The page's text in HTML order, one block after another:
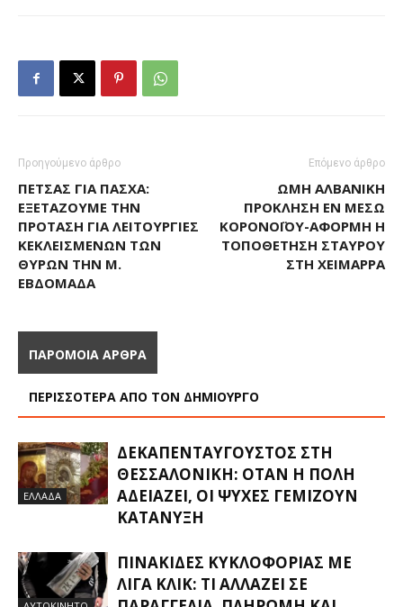
Προηγούμενο άρθρο
ΠΈΤΣΑΣ ΓΙΑ ΠΆΣΧΑ:
ΕΞΕΤΆΖΟΥΜΕ ΤΗΝ
ΠΡΌΤΑΣΗ ΓΙΑ ΛΕΙΤΟΥΡΓΊΕΣ
ΚΕΚΛΕΙΣΜΈΝΩΝ ΤΩΝ
ΘΥΡΏΝ ΤΗΝ Μ.
ΕΒΔΟΜΆΔΑ
Επόμενο άρθρο
ΩΜΉ ΑΛΒΑΝΙΚΉ
ΠΡΌΚΛΗΣΗ ΕΝ ΜΈΣΩ
ΚΟΡΟΝΟΪΟΎ-ΑΦΟΡΜΉ Η
ΤΟΠΟΘΈΤΗΣΗ ΣΤΑΥΡΟΎ
ΣΤΗ ΧΕΙΜΆΡΡΑ
ΠΑΡΟΜΟΙΑ ΑΡΘΡΑ
ΠΕΡΙΣΣΟΤΕΡΑ ΑΠΟ ΤΟΝ ΔΗΜΙΟΥΡΓΟ
ΕΛΛΑΔΑ
ΔΕΚΑΠΕΝΤΑΎΓΟΥΣΤΟΣ ΣΤΗ
ΘΕΣΣΑΛΟΝΊΚΗ: ΌΤΑΝ Η ΠΌΛΗ
ΑΔΕΙΆΖΕΙ, ΟΙ ΨΥΧΈΣ ΓΕΜΊΖΟΥΝ
ΚΑΤΆΝΥΞΗ
ΠΙΝΑΚΊΔΕΣ ΚΥΚΛΟΦΟΡΊΑΣ ΜΕ
ΛΊΓΑ ΚΛΙΚ: ΤΙ ΑΛΛΆΖΕΙ ΣΕ